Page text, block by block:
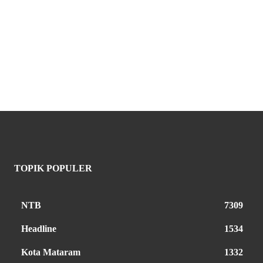
TOPIK POPULER
NTB 7309
Headline 1534
Kota Mataram 1332